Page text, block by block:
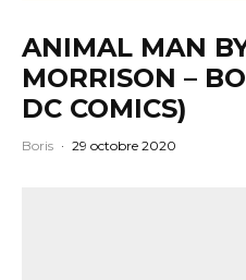
ANIMAL MAN
MORRISON –
DC COMICS)
Boris · 29 octobre 2020